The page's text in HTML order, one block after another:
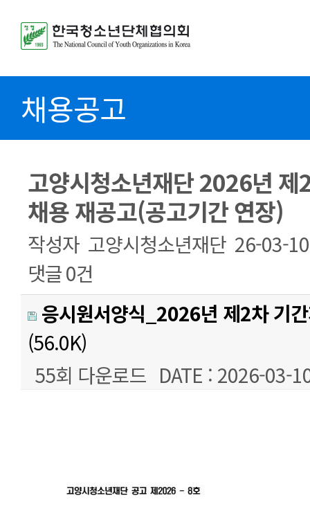
채용공고
고양시청소년재단 2026년 제
채용 재공고(공고기간 연장)
작성자 고양시청소년재단 26-03-
댓글0건
응시원서양식_2026년 제2차 기
(56.0K)
55회 다운로드 DATE : 2026-03-